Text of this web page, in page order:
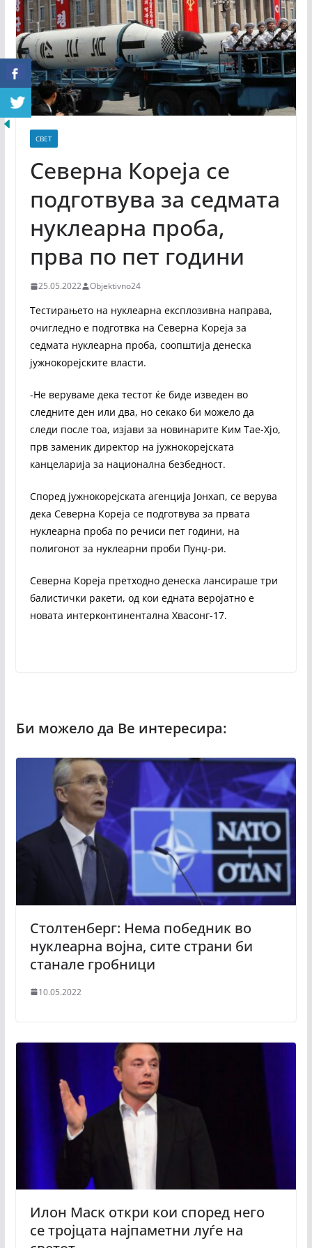
СВЕТ
Северна Кореја се
подготвува за седмата
нуклеарна проба,
прва по пет години
25.05.2022 Objektivno24
Тестирањето на нуклеарна експлозивна направа,
очигледно е подготвка на Северна Кореја за
седмата нуклеарна проба, соопштија денеска
јужнокорејските власти.
-Не веруваме дека тестот ќе биде изведен во
следните ден или два, но секако би можело да
следи после тоа, изјави за новинарите Ким Тае-Хјо,
прв заменик директор на јужнокорејската
канцеларија за национална безбедност.
Според јужнокорејската агенција Јонхап, се верува
дека Северна Кореја се подготвува за првата
нуклеарна проба по речиси пет години, на
полигонот за нуклеарни проби Пунџ-ри.
Северна Кореја претходно денеска лансираше три
балистички ракети, од кои едната веројатно е
новата интерконтинентална Хвасонг-17.
Столтенберг: Нема победник во
нуклеарна војна, сите страни би
станале гробници
10.05.2022
Илон Маск откри кои според него
се тројцата најпаметни луѓе на